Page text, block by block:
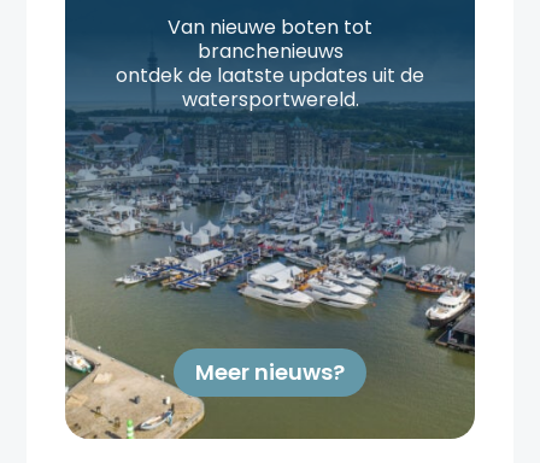
Van nieuwe boten tot
branchenieuws
ontdek de laatste updates uit de
watersportwereld.
Meer nieuws?